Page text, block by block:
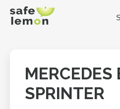
MERCEDES
SPRINTER